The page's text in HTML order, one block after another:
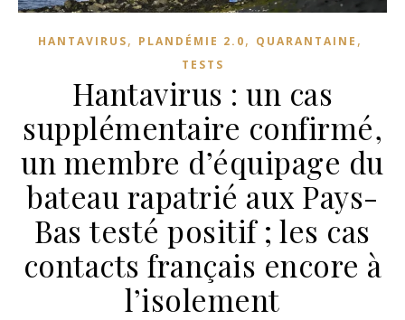
HANTAVIRUS, PLANDÉMIE 2.0, QUARANTAINE ,
TESTS
Hantavirus : un cas
supplémentaire confirmé,
un membre d’équipage du
bateau rapatrié aux Pays-
Bas testé positif ; les cas
contacts français encore à
l’isolement